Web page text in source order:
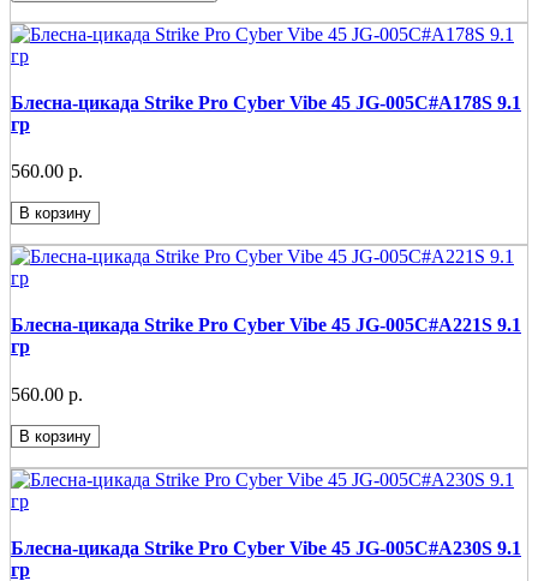
Блесна-цикада Strike Pro Cyber Vibe 45 JG-005C#A178S 9.1
гр
560.00 р.
В корзину
Блесна-цикада Strike Pro Cyber Vibe 45 JG-005C#A221S 9.1
гр
560.00 р.
В корзину
Блесна-цикада Strike Pro Cyber Vibe 45 JG-005C#A230S 9.1
гр